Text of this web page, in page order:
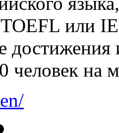
или
человек на